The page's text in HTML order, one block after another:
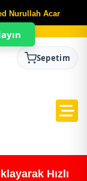
Nurullah Acar
Sepetim
Hızlı